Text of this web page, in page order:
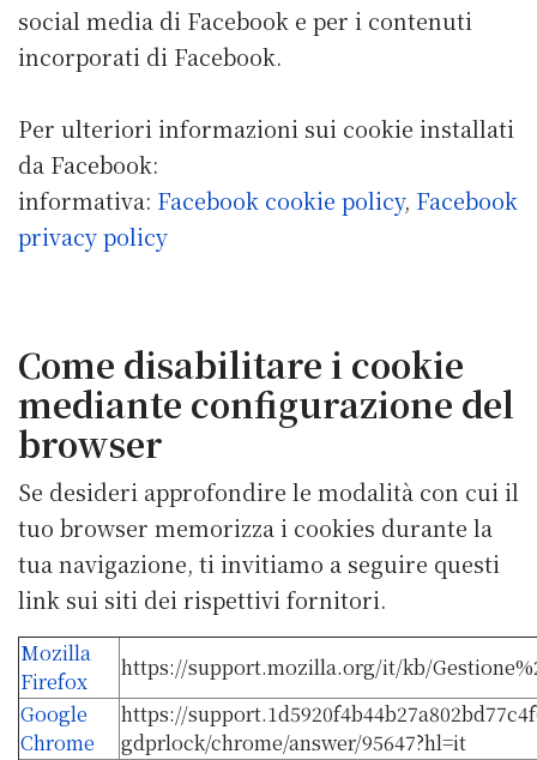
social media di Facebook e per i contenuti
incorporati di Facebook.
Per ulteriori informazioni sui cookie installati
da Facebook:
informativa: Facebook cookie policy, Facebook
privacy policy
Come disabilitare i cookie
mediante configurazione del
browser
Se desideri approfondire le modalità con cui il
tuo browser memorizza i cookies durante la
tua navigazione, ti invitiamo a seguire questi
link sui siti dei rispettivi fornitori.
Mozilla
Firefox
https://support.mozilla.org/it/kb/
Google
Chrome
https://
gdprlock/chrome/answer/95647?hl=it